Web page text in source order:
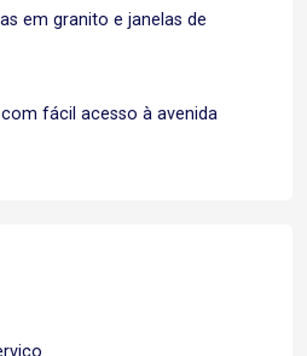
em granito e janelas de
fácil acesso à avenida